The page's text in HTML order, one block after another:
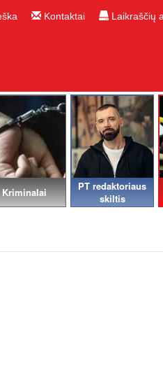
Kontaktai Laikraščių
Kriminalai
PT redaktoriaus
skiltis